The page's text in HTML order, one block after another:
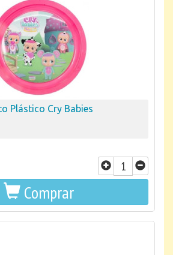
Plástico Cry Babies
Comprar